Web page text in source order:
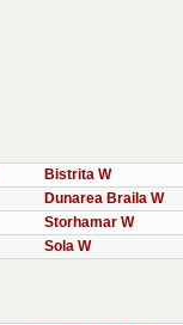
Bistrita W
Dunarea Braila W
Storhamar W
Sola W